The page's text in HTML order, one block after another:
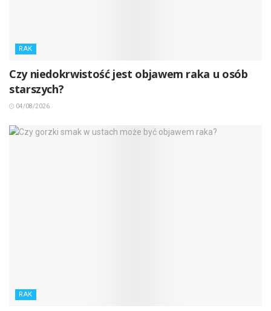
RAK
Czy niedokrwistość jest objawem raka u osób
starszych?
04/08/2026
RAK